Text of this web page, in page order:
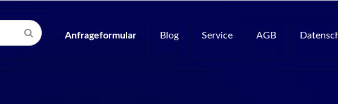
Anfrageformular
Blog Service AGB